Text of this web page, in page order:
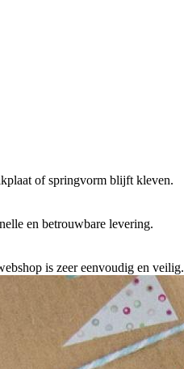
of springvorm blijft kleven.
en betrouwbare levering.
is zeer eenvoudig en veilig.